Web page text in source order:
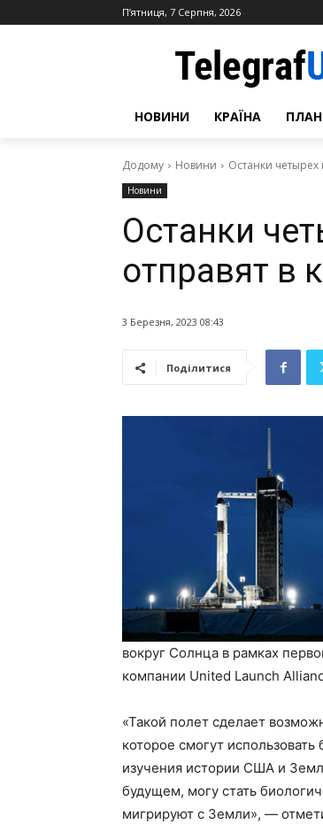
П’ятниця, 7 Серпня, 2026
НОВИНИ КРАЇНА
Додому Новини Останки
Новини
Останки
отправят в
3 Березня, 2023 08:43
Поділитися
вокруг Солнца в рамках
компании United Launch
«Такой полет сделает
которое смогут
изучения истории США и
будущем, могу стать
мигрируют с Земли», —